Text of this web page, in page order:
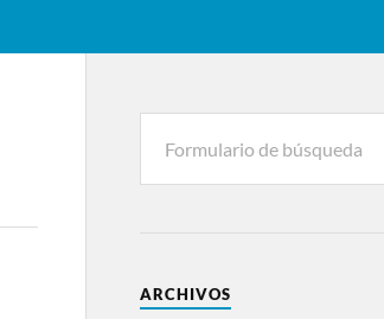
ARCHIVOS